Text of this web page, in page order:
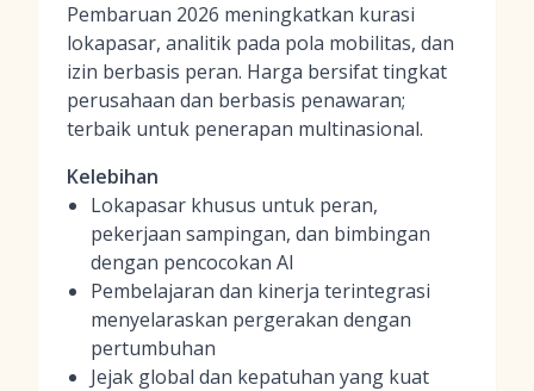
Pembaruan 2026 meningkatkan kurasi
lokapasar, analitik pada pola mobilitas, dan
izin berbasis peran. Harga bersifat tingkat
perusahaan dan berbasis penawaran;
terbaik untuk penerapan multinasional.
Kelebihan
Lokapasar khusus untuk peran,
pekerjaan sampingan, dan bimbingan
dengan pencocokan AI
Pembelajaran dan kinerja terintegrasi
menyelaraskan pergerakan dengan
pertumbuhan
Jejak global dan kepatuhan yang kuat